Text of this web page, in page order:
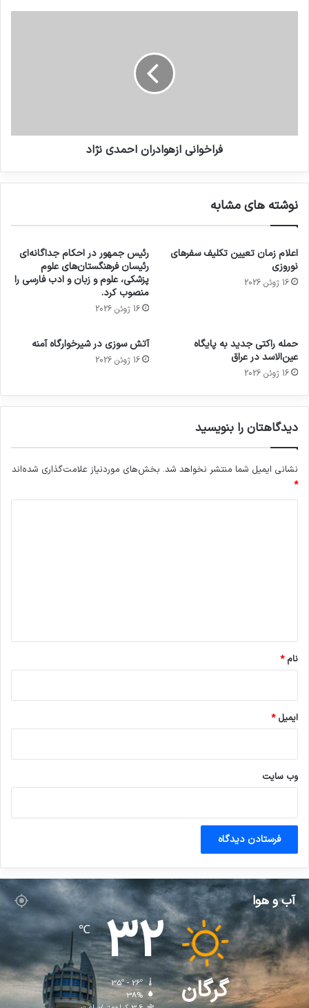
فراخوانی ازهوادران احمدی نژاد
نوشته های مشابه
اعلام زمان تعیین تکلیف سفرهای
نوروزی
16 ژوئن 2026
رئیس جمهور در احکام جداگانه‌ای
رئیسان فرهنگستان‌های علوم
پزشکی، علوم و زبان و ادب فارسی را
منصوب کرد.
16 ژوئن 2026
حمله راکتی جدید به پایگاه
عین‌الاسد در عراق
16 ژوئن 2026
آتش سوزی در شیرخوارگاه آمنه
16 ژوئن 2026
دیدگاهتان را بنویسید
نشانی ایمیل شما منتشر نخواهد شد. بخش‌های موردنیاز علامت‌گذاری شده‌اند
*
نام*
ایمیل*
وب‌ سایت
آب و هوا
گرگان
32
℃
35º - 26º
38%